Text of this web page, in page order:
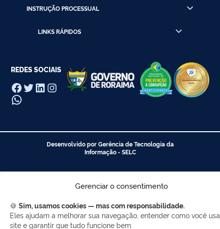
Gerenciar o consentimento
🍪 Sim, usamos cookies — mas com responsabilidade.
Eles ajudam a melhorar sua navegação, entender como você
site e garantir que tudo funcione bem.
INSTRUÇÃO PROCESSUAL
LINKS RÁPIDOS
REDES SOCIAIS
Facebook
Twitter
LinkedIn
Instagram
WhatsApp
Desenvolvido por Gerência de Tecnologia da
Informação - SELC